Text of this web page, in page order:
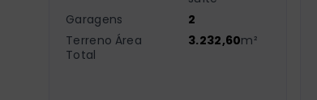
Garagens
2
Terreno Área
Total
3.232,60m²